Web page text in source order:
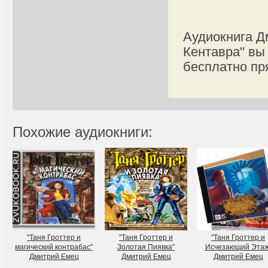
Аудиокнига
Кентавра"
бесплатно
Похожие аудиокниги:
"Таня Гроттер и
магический контрабас"
Дмитрий Емец
"Таня Гроттер и
Золотая Пиявка"
Дмитрий Емец
"Таня Гроттер и
Исчезающий
Дмитрий Емец